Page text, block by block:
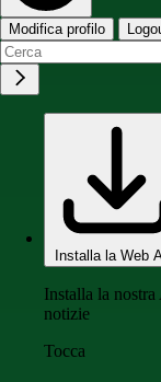
Modifica profilo
Installa la Web
Installa la
notizie
Tocca